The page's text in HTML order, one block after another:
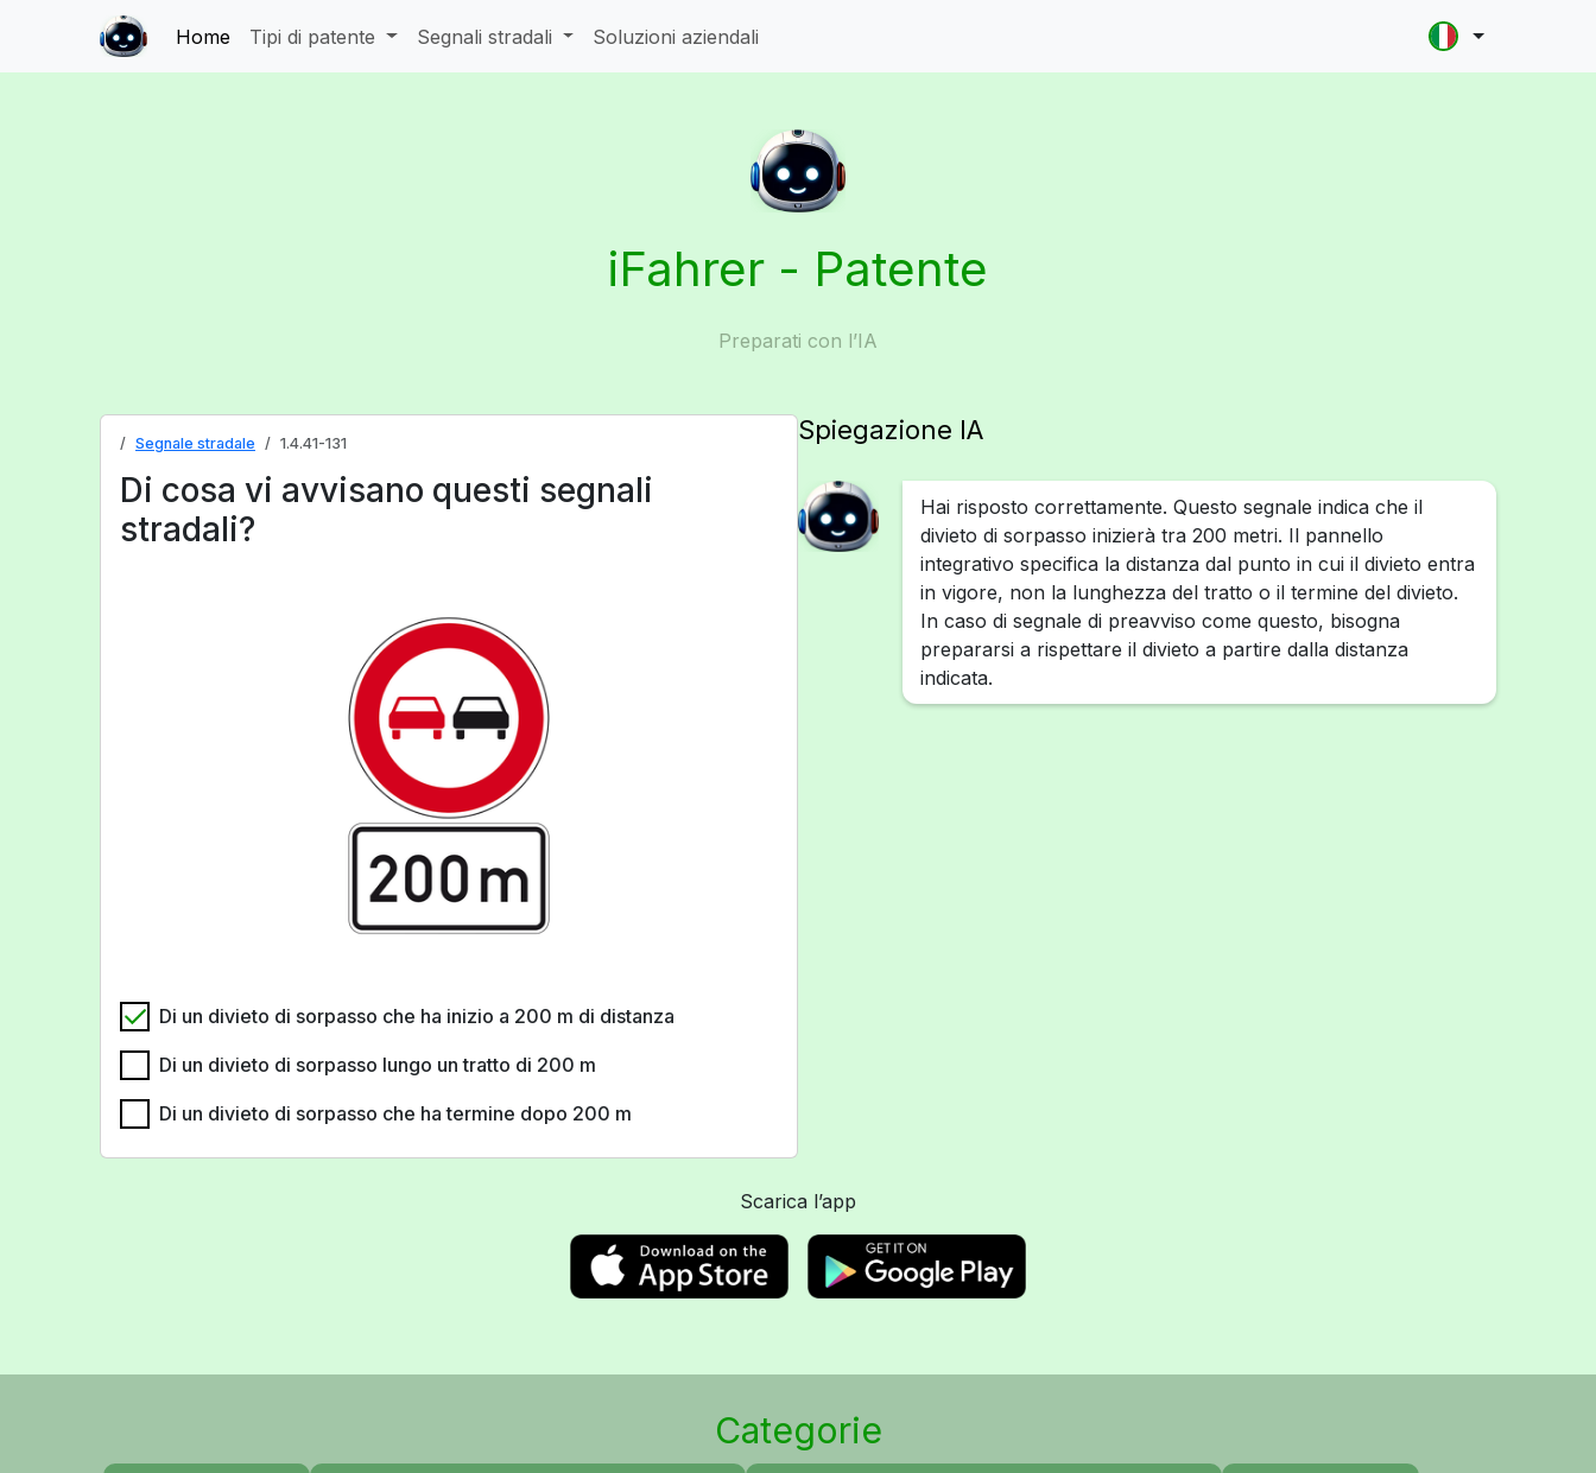
Home Tipi di patente Segnali stradali Soluzioni aziendali
iFahrer - Patente
Preparati con l’IA
Segnale stradale 1.4.41-131
Di cosa vi avvisano questi segnali
stradali?
Di un divieto di sorpasso che ha inizio a 200 m di distanza
Di un divieto di sorpasso lungo un tratto di 200 m
Di un divieto di sorpasso che ha termine dopo 200 m
Spiegazione IA
Hai risposto correttamente. Questo segnale indica che il
divieto di sorpasso inizierà tra 200 metri. Il pannello
integrativo specifica la distanza dal punto in cui il divieto entra
in vigore, non la lunghezza del tratto o il termine del divieto.
In caso di segnale di preavviso come questo, bisogna
prepararsi a rispettare il divieto a partire dalla distanza
indicata.
Scarica l’app
Categorie